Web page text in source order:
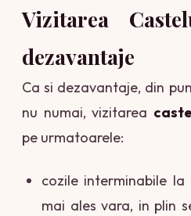
Vizitarea
dezavantaje
Ca si dezavantaje, din
nu numai, vizitarea c
pe urmatoarele:
cozile interminabile
mai ales vara, in plin